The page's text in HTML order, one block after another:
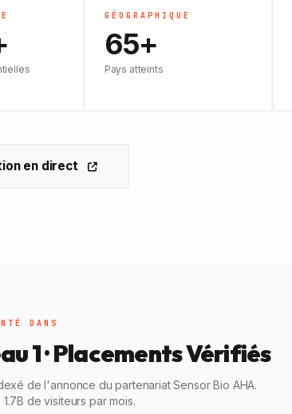
GÉOGRAPHIQUE
65+
Pays atteints
en direct
DANS
1 · Placements Vérifiés
de l'annonce du partenariat Sensor Bio AHA.
de visiteurs par mois.